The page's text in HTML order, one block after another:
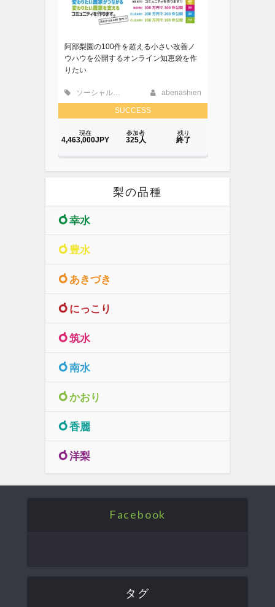
梨の品種
幸水
豊水
あきづき
にっこり
筑水
南水
かおり
香麗
洋梨
Facebook
タグ